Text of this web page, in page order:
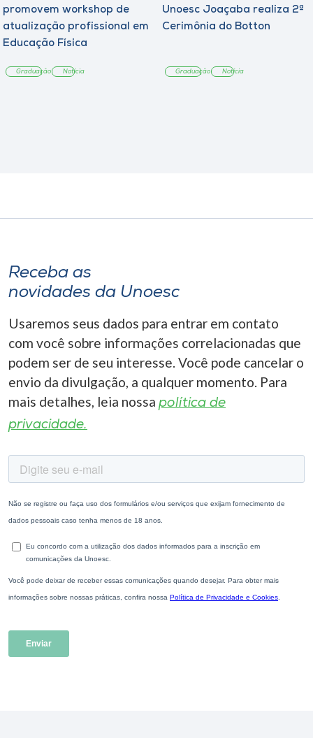
promovem workshop de
atualização profissional em
Educação Física
Graduação Notícia
Unoesc Joaçaba realiza 2ª
Cerimônia do Botton
Graduação Notícia
Receba as
novidades da Unoesc
Usaremos seus dados para entrar em contato
com você sobre informações correlacionadas que
podem ser de seu interesse. Você pode cancelar o
envio da divulgação, a qualquer momento. Para
mais detalhes, leia nossa política de
privacidade.